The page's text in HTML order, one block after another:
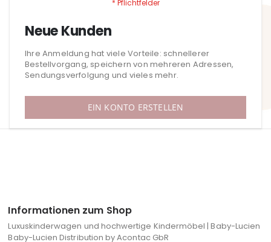
Neue Kunden
Ihre Anmeldung hat viele Vorteile: schnellerer
Bestellvorgang, speichern von mehreren Adressen,
Sendungsverfolgung und vieles mehr.
EIN KONTO ERSTELLEN
Informationen zum Shop
Luxuskinderwagen und hochwertige Kindermöbel | Baby-Lucien
Baby-Lucien Distribution by Acontac GbR